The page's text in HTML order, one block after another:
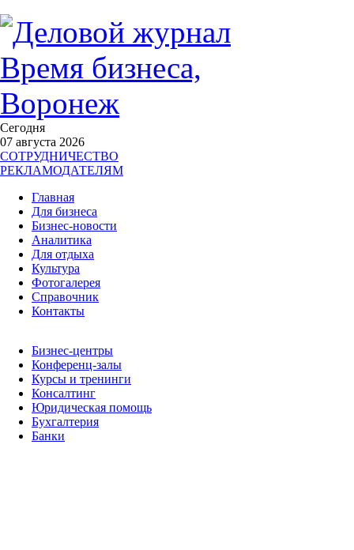
Сегодня
07 августа 2026
СОТРУДНИЧЕСТВО
РЕКЛАМОДАТЕЛЯМ
Главная
Для бизнеса
Бизнес-новости
Аналитика
Для отдыха
Культура
Фотогалерея
Справочник
Контакты
Бизнес-центры
Конференц-залы
Курсы и тренинги
Консалтинг
Юридическая помощь
Бухгалтерия
Банки